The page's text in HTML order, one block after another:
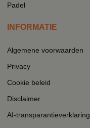
Padel
INFORMATIE
Algemene voorwaarden
Privacy
Cookie beleid
Disclaimer
AI-transparantieverklaring